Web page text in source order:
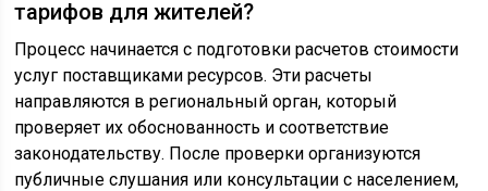
тарифов для жителей?
Процесс начинается с подготовки расчетов стоимости
услуг поставщиками ресурсов. Эти расчеты
направляются в региональный орган, который
проверяет их обоснованность и соответствие
законодательству. После проверки организуются
публичные слушания или консультации с населением,